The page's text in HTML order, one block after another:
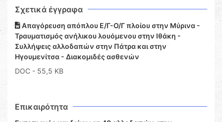
Σχετικά έγγραφα
Απαγόρευση απόπλου Ε/Γ-Ο/Γ πλοίου στην Μύρινα -
Τραυματισμός ανήλικου λουόμενου στην Ιθάκη -
Συλλήψεις αλλοδαπών στην Πάτρα και στην
Ηγουμενίτσα - Διακομιδές ασθενών
DOC - 55,5 KB
Επικαιρότητα